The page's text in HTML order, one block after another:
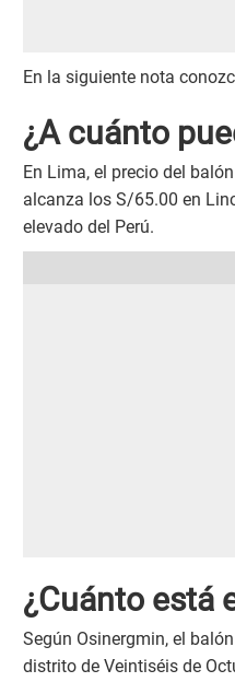
En la siguiente nota
¿A cuánto
En Lima, el precio del
alcanza los S/65.00 en
elevado del Perú.
¿Cuánto está
Según Osinergmin, el
distrito de Veintiséis de